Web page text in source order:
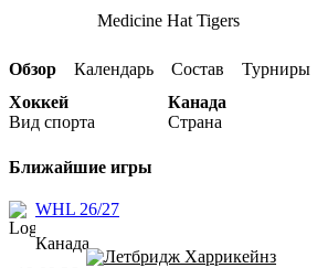
Medicine Hat Tigers
Обзор Календарь Состав
Турниры
Хоккей
Вид спорта
Канада
Страна
Ближайшие игры
WHL 26/27
Канада
Летбридж Харрикейнз